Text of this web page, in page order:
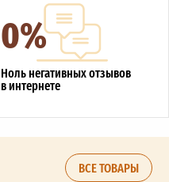
0%
Ноль негативных отзывов
в интернете
ВСЕ ТОВАРЫ